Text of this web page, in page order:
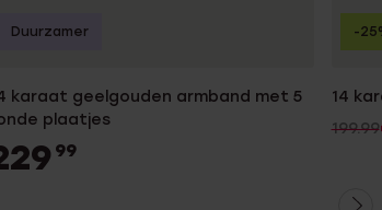
karaat geelgouden armband met 5
plaatjes
99
Duurzamer
14
199.99
-